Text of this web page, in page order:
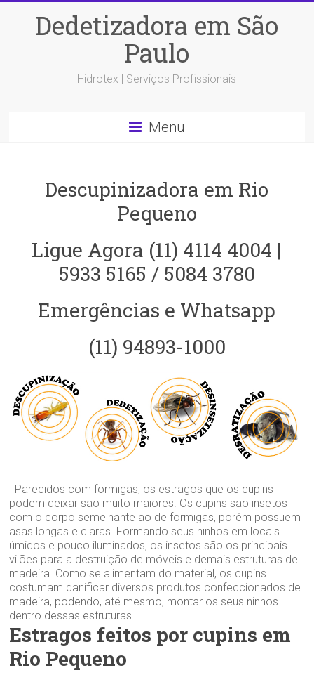
Dedetizadora em São
Paulo
Hidrotex | Serviços Profissionais
Menu
Descupinizadora em Rio
Pequeno
Ligue Agora (11) 4114 4004 |
5933 5165 / 5084 3780
Emergências e Whatsapp
(11) 94893-1000
Parecidos com formigas, os estragos que os cupins
podem deixar são muito maiores. Os cupins são insetos
com o corpo semelhante ao de formigas, porém possuem
asas longas e claras. Formando seus ninhos em locais
úmidos e pouco iluminados, os insetos são os principais
vilões para a destruição de móveis e demais estruturas de
madeira. Como se alimentam do material, os cupins
costumam danificar diversos produtos confeccionados de
madeira, podendo, até mesmo, montar os seus ninhos
dentro dessas estruturas.
Estragos feitos por cupins em
Rio Pequeno